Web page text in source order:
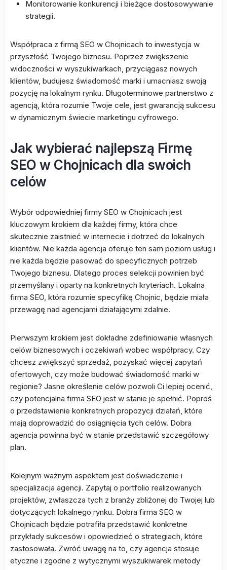
Monitorowanie konkurencji i bieżące dostosowywanie
strategii.
Współpraca z firmą SEO w Chojnicach to inwestycja w
przyszłość Twojego biznesu. Poprzez zwiększenie
widoczności w wyszukiwarkach, przyciągasz nowych
klientów, budujesz świadomość marki i umacniasz swoją
pozycję na lokalnym rynku. Długoterminowe partnerstwo z
agencją, która rozumie Twoje cele, jest gwarancją sukcesu
w dynamicznym świecie marketingu cyfrowego.
Jak wybierać najlepszą Firmę
SEO w Chojnicach dla swoich
celów
Wybór odpowiedniej firmy SEO w Chojnicach jest
kluczowym krokiem dla każdej firmy, która chce
skutecznie zaistnieć w internecie i dotrzeć do lokalnych
klientów. Nie każda agencja oferuje ten sam poziom usług i
nie każda będzie pasować do specyficznych potrzeb
Twojego biznesu. Dlatego proces selekcji powinien być
przemyślany i oparty na konkretnych kryteriach. Lokalna
firma SEO, która rozumie specyfikę Chojnic, będzie miała
przewagę nad agencjami działającymi zdalnie.
Pierwszym krokiem jest dokładne zdefiniowanie własnych
celów biznesowych i oczekiwań wobec współpracy. Czy
chcesz zwiększyć sprzedaż, pozyskać więcej zapytań
ofertowych, czy może budować świadomość marki w
regionie? Jasne określenie celów pozwoli Ci lepiej ocenić,
czy potencjalna firma SEO jest w stanie je spełnić. Poproś
o przedstawienie konkretnych propozycji działań, które
mają doprowadzić do osiągnięcia tych celów. Dobra
agencja powinna być w stanie przedstawić szczegółowy
plan.
Kolejnym ważnym aspektem jest doświadczenie i
specjalizacja agencji. Zapytaj o portfolio realizowanych
projektów, zwłaszcza tych z branży zbliżonej do Twojej lub
dotyczących lokalnego rynku. Dobra firma SEO w
Chojnicach będzie potrafiła przedstawić konkretne
przykłady sukcesów i opowiedzieć o strategiach, które
zastosowała. Zwróć uwagę na to, czy agencja stosuje
etyczne i zgodne z wytycznymi wyszukiwarek metody